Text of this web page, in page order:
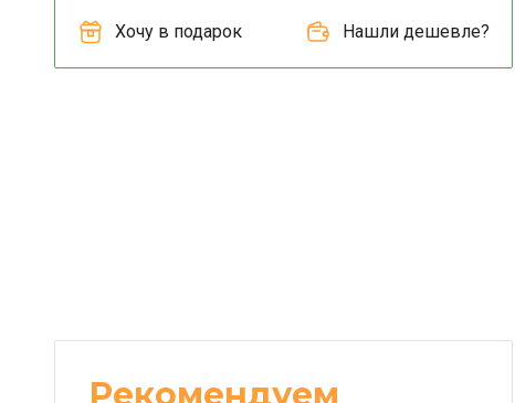
Хочу в подарок Нашли дешевле?